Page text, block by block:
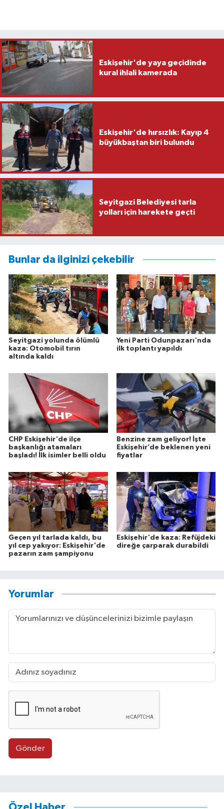
Eskişehir'de yaya geçidinde
kural ihlali kamerada
Eskişehir'de hırsızlık: Kayıp 4
büyükbaştan biri bulundu
Seyitgazi Belediyesi tarla
yolları için harekete geçti
Bunlar da ilginizi çekebilir
Seyitgazi yolunda ölümlü
kaza: Otomobil tırın
altında kaldı
Yeni Parti Odunpazarı'nda
ilk toplantı yapıldı
CHP Eskişehir'de ilçe
başkanlığı atamaları
başladı! İlk isimler belli oldu
Benzine zam geliyor! İşte
Eskişehir’de beklenen yeni
fiyatlar
Geçen yıl tarlada kaldı, bu
yıl cep yakıyor: Eskişehir'de
pazarın zam şampiyonu
Eskişehir'de kaza: Refüjdeki
direğe çarparak durabildi
Yorumlar
Gönder